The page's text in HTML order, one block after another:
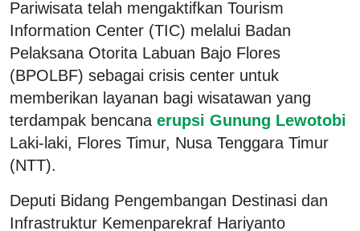
Pariwisata telah mengaktifkan Tourism
Information Center (TIC) melalui Badan
Pelaksana Otorita Labuan Bajo Flores
(BPOLBF) sebagai crisis center untuk
memberikan layanan bagi wisatawan yang
terdampak bencana erupsi Gunung Lewotobi
Laki-laki, Flores Timur, Nusa Tenggara Timur
(NTT).
Deputi Bidang Pengembangan Destinasi dan
Infrastruktur Kemenparekraf Hariyanto